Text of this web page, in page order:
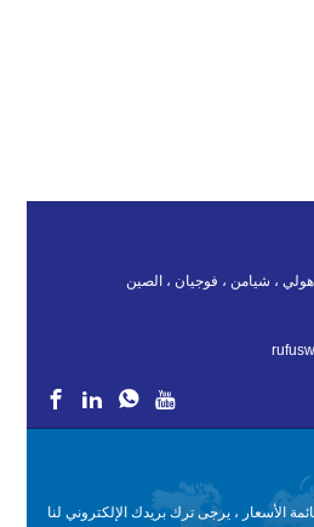
، شيامن ، فوجيان ، الصين
الأسعار ، يرجى ترك بريدك الإلكتروني لنا